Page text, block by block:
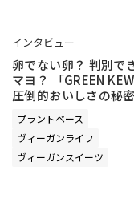
インタビュー
卵でない卵？ 判別で
マヨ？ 「GREEN
圧倒的おいしさの秘密
プラントベース
ヴィーガンライフ
ヴィーガンスイーツ